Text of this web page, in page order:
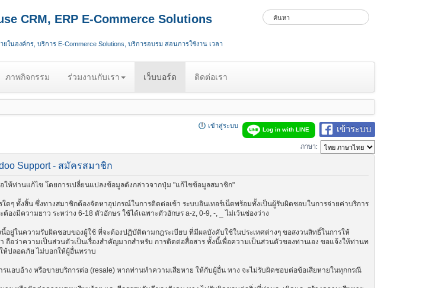
CRM, ERP E-Commerce Solutions
นองค์กร, บริการ E-Commerce Solutions, บริการอบรม สอนการใช้งาน เวลา
ภาพกิจกรรม ร่วมงานกับเรา เว็บบอร์ด ติดต่อเรา
เข้าระบบ
Log in with LINE
เข้าสู่ระบบ
ภาษา:
Support - สมัครสมาชิก
ห้ท่านแก้ไข โดยการเปลี่ยนแปลงข้อมูลดังกล่าวจากปุ่ม "แก้ไขข้อมูลสมาชิก"
ๆ ทั้งสิ้น ซึ่งทางสมาชิกต้องจัดหาอุปกรณ์ในการติดต่อเข้า ระบบอินเทอร์เน็ตพร้อมทั้งเป็นผู้รับผิดชอบในการจ่ายค่าบริการ
งมีความยาว ระหว่าง 6-18 ตัวอักษร ใช้ได้เฉพาะตัวอักษร a-z, 0-9, -, _ ไม่เว้นช่องว่าง
อยู่ในความรับผิดชอบของผู้ใช้ ที่จะต้องปฏิบัติตามกฎระเบียบ ที่มีผลบังคับใช้ในประเทศต่างๆ ขอสงวนสิทธิ์ในการให้
อว่าความเป็นส่วนตัวเป็นเรื่องสำคัญมากสำหรับ การติดต่อสื่อสาร ทั้งนี้เพื่อความเป็นส่วนตัวของท่านเอง ขอแจ้งให้ท่านท
ห้ปลอดภัย ไม่บอกให้ผู้อื่นทราบ
แอบอ้าง หรือขายบริการต่อ (resale) หากท่านทำความเสียหาย ให้กับผู้อื่น ทาง จะไม่รับผิดชอบต่อข้อเสียหายในทุกกรณี